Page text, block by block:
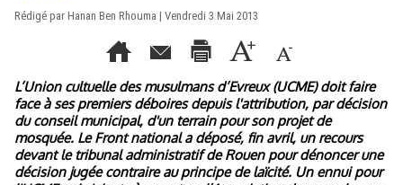
Rédigé par Hanan Ben Rhouma | Vendredi 3 Mai 2013
L’Union cultuelle des musulmans d’Evreux (UCME) doit faire
face à ses premiers déboires depuis l'attribution, par décision
du conseil municipal, d'un terrain pour son projet de
mosquée. Le Front national a déposé, fin avril, un recours
devant le tribunal administratif de Rouen pour dénoncer une
décision jugée contraire au principe de laïcité. Un ennui pour